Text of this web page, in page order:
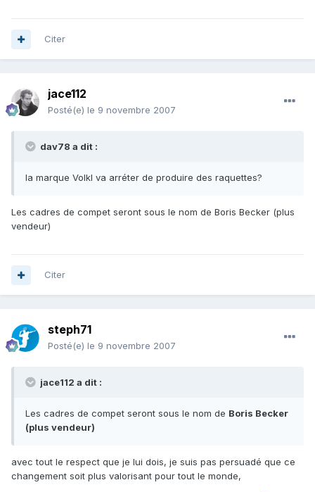
Citer
jace112
Posté(e) le 9 novembre 2007
dav78 a dit :
la marque Volkl va arréter de produire des raquettes?
Les cadres de compet seront sous le nom de Boris Becker (plus
vendeur)
Citer
steph71
Posté(e) le 9 novembre 2007
jace112 a dit :
Les cadres de compet seront sous le nom de Boris Becker
(plus vendeur)
avec tout le respect que je lui dois, je suis pas persuadé que ce
changement soit plus valorisant pour tout le monde,